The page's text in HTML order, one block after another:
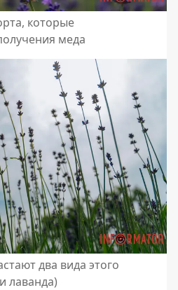
которые
меда
два вида этого
лаванда)